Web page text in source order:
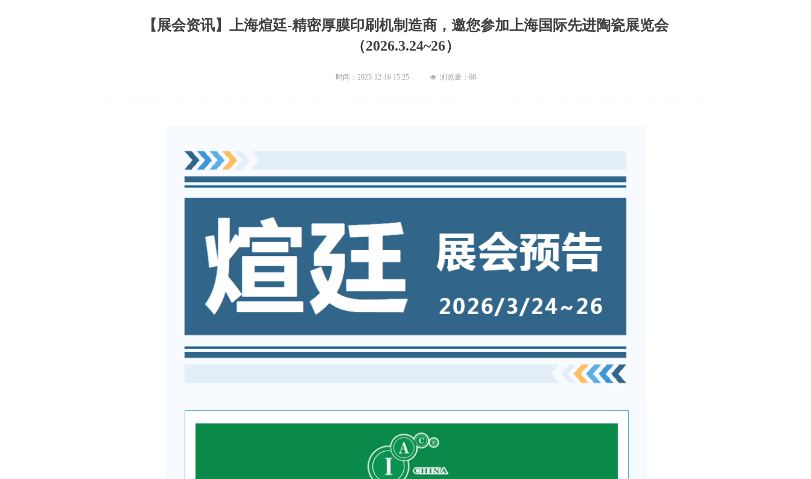
【展会资讯】上海煊廷-精密厚膜印刷机制造商，邀您参加上海国际先进陶瓷展览会
（2026.3.24~26）
时间： 2025-12-16 15:25 넶 浏览量： 68